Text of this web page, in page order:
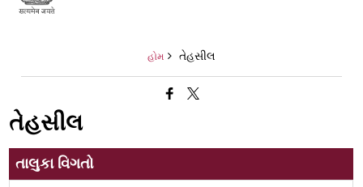
હોમ તેહસીલ
તેહસીલ
તાલુકા વિગતો